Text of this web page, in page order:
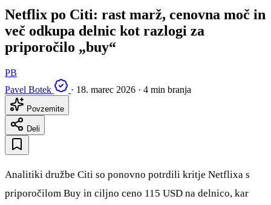
Netflix po Citi: rast marž, cenovna moč in
več odkupa delnic kot razlogi za
priporočilo „buy“
PB
Pavel Botek
· 18. marec 2026 · 4 min branja
Povzemite
Deli
Analitiki družbe Citi so ponovno potrdili kritje Netflixa s
priporočilom Buy in ciljno ceno 115 USD na delnico, kar